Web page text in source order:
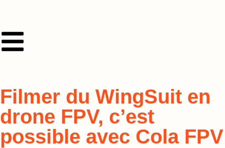
Filmer du WingSuit en
drone FPV, c’est
possible avec Cola FPV